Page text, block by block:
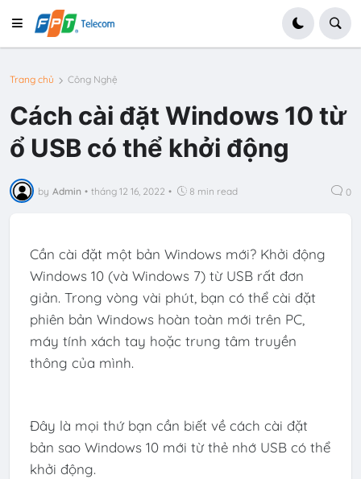
Trang chủ Công Nghệ
Cách cài đặt Windows 10 từ
ổ USB có thể khởi động
by Admin • tháng 12 16, 2022 • 8 min read 0
Cần cài đặt một bản Windows mới? Khởi động
Windows 10 (và Windows 7) từ USB rất đơn
giản. Trong vòng vài phút, bạn có thể cài đặt
phiên bản Windows hoàn toàn mới trên PC,
máy tính xách tay hoặc trung tâm truyền
thông của mình.
Đây là mọi thứ bạn cần biết về cách cài đặt
bản sao Windows 10 mới từ thẻ nhớ USB có thể
khởi động.